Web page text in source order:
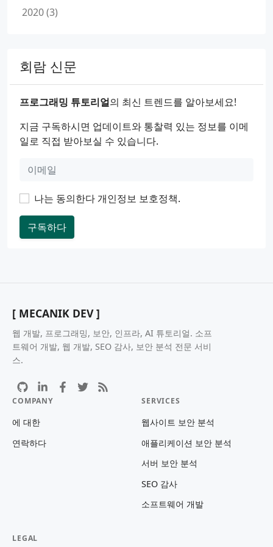
2020 (3)
회람 신문
프로그래밍 튜토리얼의 최신 트렌드를 알아보세요!
지금 구독하시면 업데이트와 통찰력 있는 정보를 이메
일로 직접 받아보실 수 있습니다.
나는 동의한다 개인정보 보호정책.
구독하다
[ MECANIK DEV ]
웹 개발, 프로그래밍, 보안, 인프라, AI 튜토리얼. 소프
트웨어 개발, 웹 개발, SEO 감사, 보안 분석 전문 서비
스.
COMPANY
에 대한
연락하다
SERVICES
웹사이트 보안 분석
애플리케이션 보안 분석
서버 보안 분석
SEO 감사
소프트웨어 개발
LEGAL